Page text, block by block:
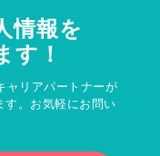
情報を
す！
ャリアパートナーが
す。お気軽にお問い